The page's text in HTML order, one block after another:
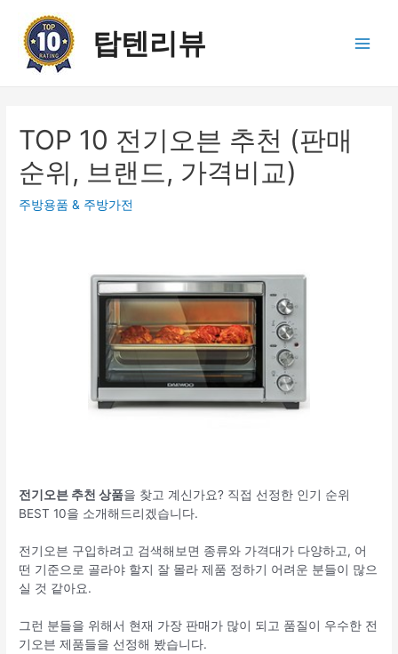
탑텐리뷰
TOP 10 전기오븐 추천 (판매
순위, 브랜드, 가격비교)
주방용품 & 주방가전
전기오븐 추천 상품을 찾고 계신가요? 직접 선정한 인기 순위
BEST 10을 소개해드리겠습니다.
전기오븐 구입하려고 검색해보면 종류와 가격대가 다양하고, 어
떤 기준으로 골라야 할지 잘 몰라 제품 정하기 어려운 분들이 많으
실 것 같아요.
그런 분들을 위해서 현재 가장 판매가 많이 되고 품질이 우수한 전
기오븐 제품들을 선정해 봤습니다.